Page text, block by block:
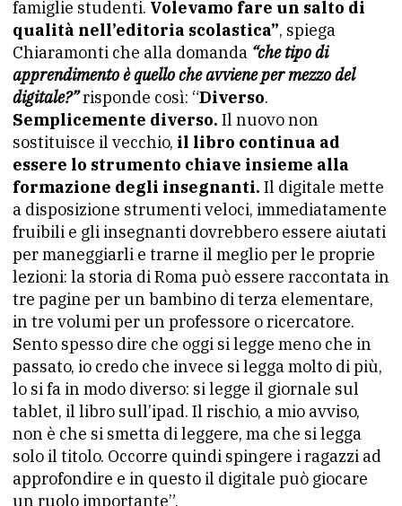
famiglie studenti. Volevamo fare un salto di
qualità nell’editoria scolastica”, spiega
Chiaramonti che alla domanda “che tipo di
apprendimento è quello che avviene per mezzo del
digitale?”risponde così: “Diverso.
Semplicemente diverso. Il nuovo non
sostituisce il vecchio, il libro continua ad
essere lo strumento chiave insieme alla
formazione degli insegnanti. Il digitale mette
a disposizione strumenti veloci, immediatamente
fruibili e gli insegnanti dovrebbero essere aiutati
per maneggiarli e trarne il meglio per le proprie
lezioni: la storia di Roma può essere raccontata in
tre pagine per un bambino di terza elementare,
in tre volumi per un professore o ricercatore.
Sento spesso dire che oggi si legge meno che in
passato, io credo che invece si legga molto di più,
lo si fa in modo diverso: si legge il giornale sul
tablet, il libro sull’ipad. Il rischio, a mio avviso,
non è che si smetta di leggere, ma che si legga
solo il titolo. Occorre quindi spingere i ragazzi ad
approfondire e in questo il digitale può giocare
un ruolo importante”.